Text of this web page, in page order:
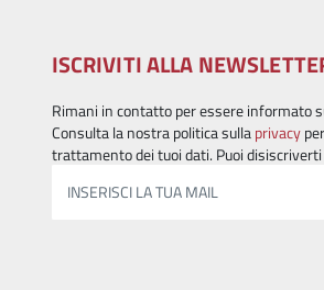
ISCRIVITI ALLA
Rimani in contatto per essere informato
Consulta la nostra politica sullaprivacy
trattamento dei tuoi dati. Puoi disiscriverti
INSERISCI LA TUA MAIL